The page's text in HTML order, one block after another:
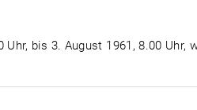
bis 3. August 1961, 8.00